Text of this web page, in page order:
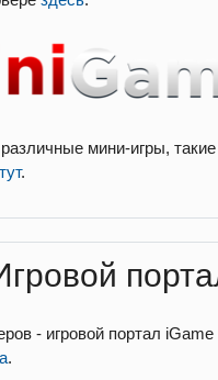
мини-игры,
.
- игровой портал
.